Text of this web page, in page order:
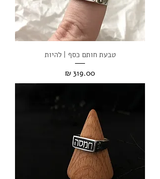
טבעת חותם כסף | להיות
מחיר